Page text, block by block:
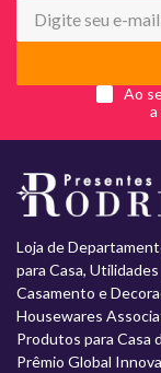
Ao
a
Loja de
para Casa,
Casamento e
Housewares
Produtos para Casa
Prêmio Global